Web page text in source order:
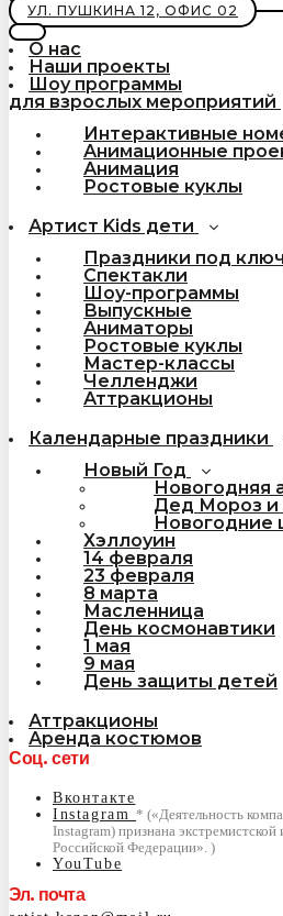
УЛ. ПУШКИНА 12, ОФИС 02
О нас
Наши проекты
Шоу программы
для взрослых мероприятий
Интерактивные
Анимационные
Анимация
Ростовые куклы
Артист Kids дети
Праздники под ключ
Спектакли
Шоу-программы
Выпускные
Аниматоры
Ростовые куклы
Мастер-классы
Челленджи
Аттракционы
Календарные праздники
Новый Год
Новогодняя
Дед Мороз и
Новогодние
Хэллоуин
14 февраля
23 февраля
8 марта
Масленница
День космонавтики
1 мая
9 мая
День защиты детей
Аттракционы
Аренда костюмов
Соц. сети
Вконтакте
Instagram
YouTube
Эл. почта